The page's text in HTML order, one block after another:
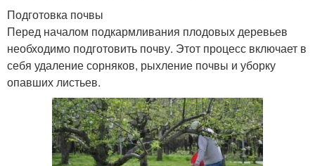
Подготовка почвы
Перед началом подкармливания плодовых деревьев
необходимо подготовить почву. Этот процесс включает в
себя удаление сорняков, рыхление почвы и уборку
опавших листьев.